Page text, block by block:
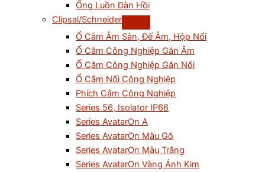
Ống Luồn Đàn Hồi
Clipsal/Schneider
Ổ Cắm Âm Sàn, Đế Âm, Hộp Nổi
Ổ Cắm Công Nghiệp Gắn Âm
Ổ Cắm Công Nghiệp Gắn Nổi
Ổ Cắm Nối Công Nghiệp
Phích Cắm Công Nghiệp
Series 56, Isolator IP66
Series AvatarOn A
Series AvatarOn Màu Gỗ
Series AvatarOn Màu Trắng
Series AvatarOn Vàng Ánh Kim